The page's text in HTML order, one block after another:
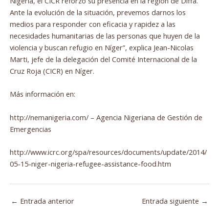
Ante la evolución de la situación, prevemos darnos los
medios para responder con eficacia y rapidez a las
necesidades humanitarias de las personas que huyen de la
violencia y buscan refugio en Níger”, explica Jean-Nicolas
Marti, jefe de la delegación del Comité Internacional de la
Cruz Roja (CICR) en Níger.
Más información en:
http://nemanigeria.com/ – Agencia Nigeriana de Gestión de
Emergencias
http://www.icrc.org/spa/resources/documents/update/2014/
05-15-niger-nigeria-refugee-assistance-food.htm
← Entrada anterior Entrada siguiente →